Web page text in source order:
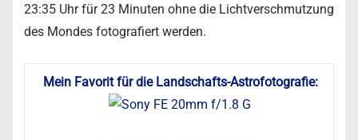
23:35 Uhr für 23 Minuten ohne die Lichtverschmutzung
des Mondes fotografiert werden.
Mein Favorit für die Landschafts-Astrofotografie: